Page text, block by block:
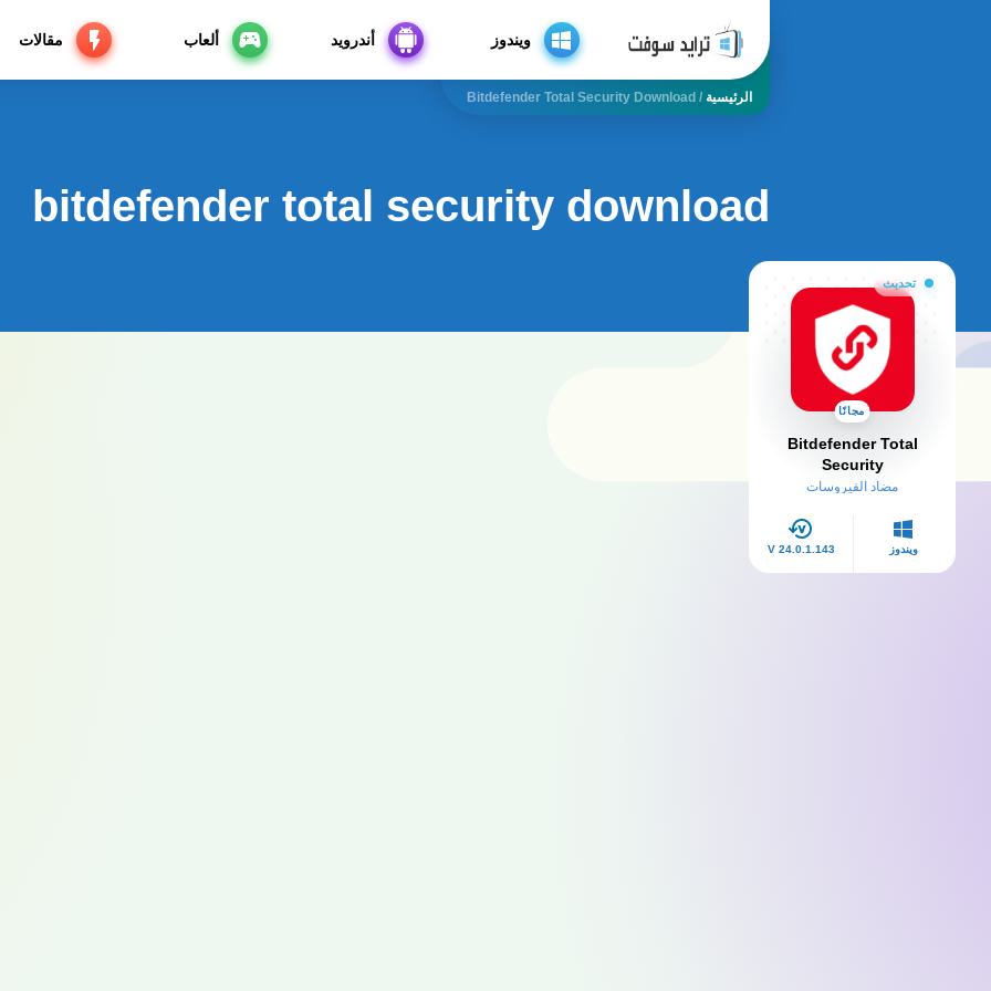
ويندوز أندرويد ألعاب مقالات
الرئيسية /
Bitdefender Total Security Download
bitdefender total security download
تحديث
مجانًا
Bitdefender Total
Security
مضاد الفيروسات
ويندوز V 24.0.1.143